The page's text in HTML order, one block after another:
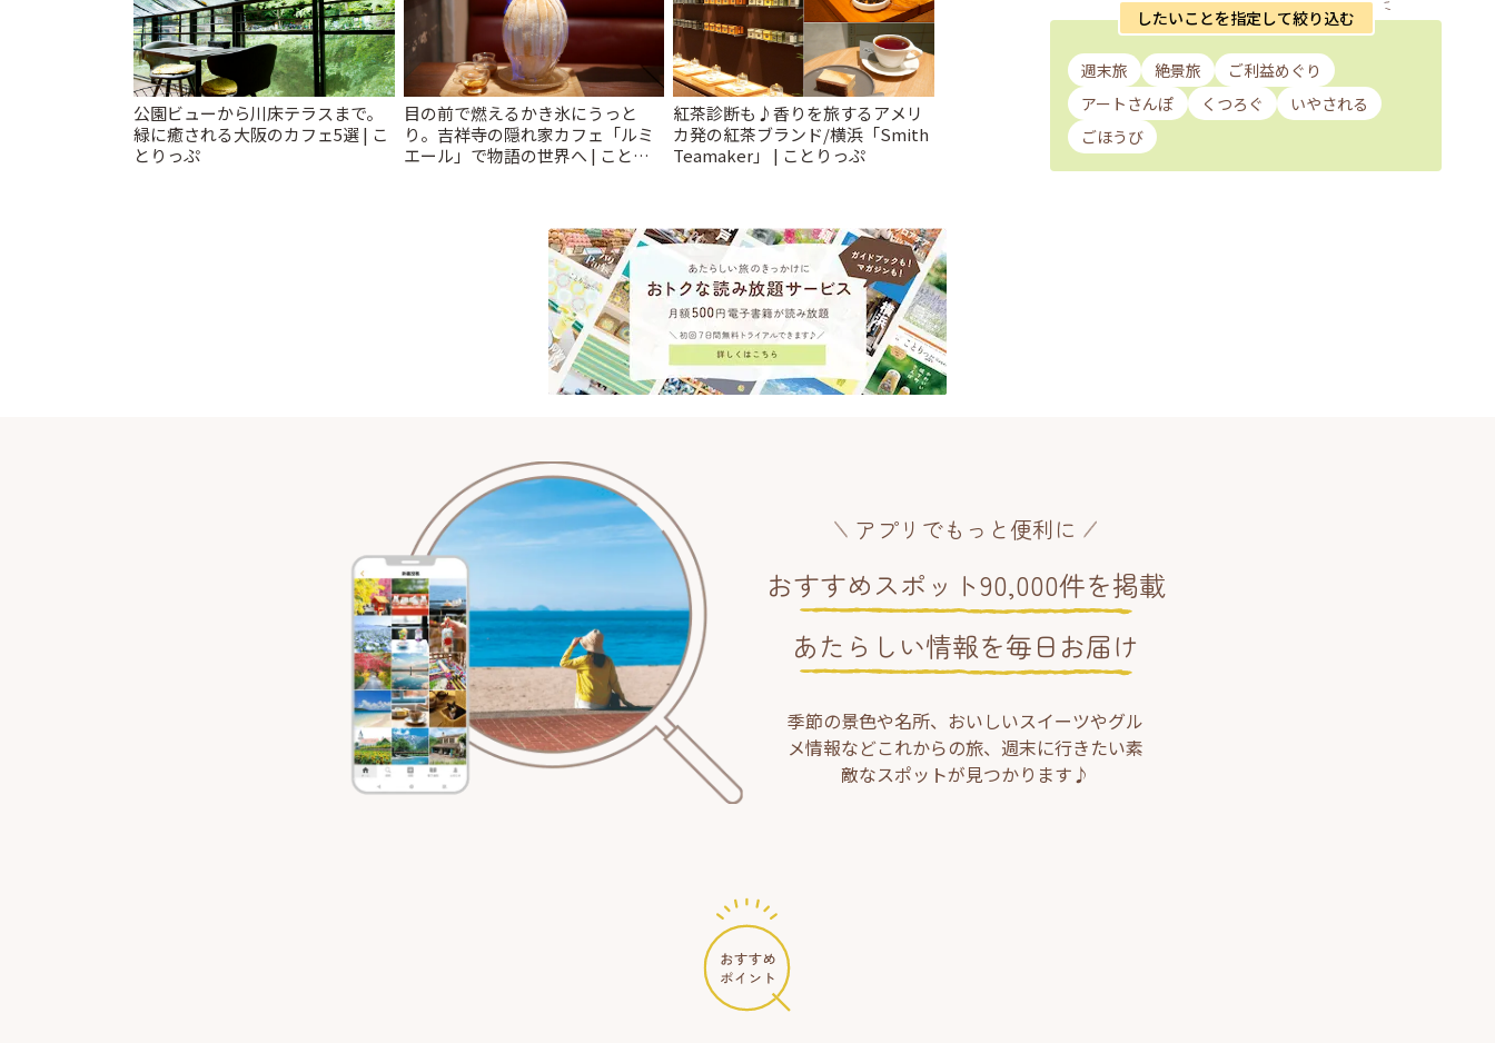
公園ビューから川床テラスまで。
緑に癒される大阪のカフェ5選 | こ
とりっぷ
目の前で燃えるかき氷にうっと
り。吉祥寺の隠れ家カフェ「ルミ
エール」で物語の世界へ | ことり
紅茶診断も♪香りを旅するアメリ
カ発の紅茶ブランド/横浜「Smith
Teamaker」 | ことりっぷ
したいことを指定して絞り込む
週末旅 絶景旅
ご利益めぐり
アートさんぽ
くつろぐ
いやされる
ごほうび
アプリでもっと便利に
おすすめスポット90,000件を掲載
あたらしい情報を毎日お届け
季節の景色や名所、おいしいスイーツやグル
メ情報などこれからの旅、週末に行きたい素
敵なスポットが見つかります♪